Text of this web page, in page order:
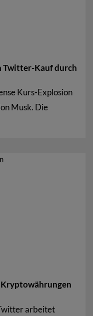
Twitter-Kauf durch
Kurs-Explosion
Musk. Die
arbeitet